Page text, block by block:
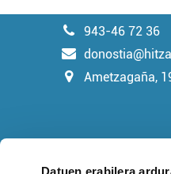
Datuen erabilera
943-46 72 36
Ametzagaña,